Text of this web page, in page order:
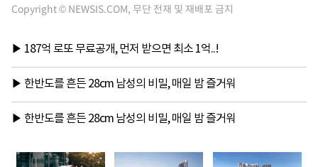
Copyright © NEWSIS.COM, 무단 전재 및 재배포 금지